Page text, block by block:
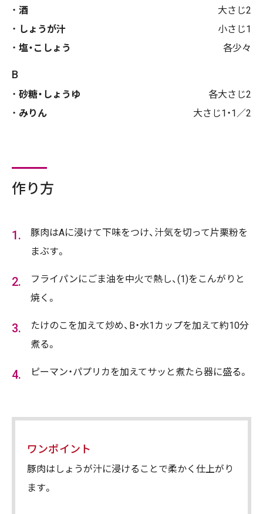
酒
大さじ2
しょうが汁
小さじ1
塩・こしょう
各少々
B
砂糖・しょうゆ
各大さじ2
みりん
大さじ1・1／2
作り方
豚肉はAに浸けて下味をつけ、汁気を切って片栗粉を
まぶす。
フライパンにごま油を中火で熱し、(1)をこんがりと
焼く。
たけのこを加えて炒め、B・水1カップを加えて約10分
煮る。
ピーマン・パプリカを加えてサッと煮たら器に盛る。
ワンポイント
豚肉はしょうが汁に浸けることで柔かく仕上がり
ます。